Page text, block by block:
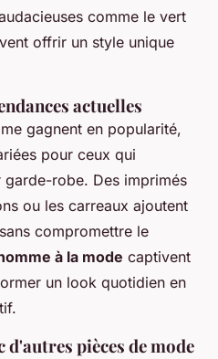
comme le vert
offrir un style unique
actuelles
gagnent en popularité,
pour ceux qui
robe. Des imprimés
ou les carreaux ajoutent
compromettre le
à la mode captivent
un look quotidien en
d'autres pièces de mode